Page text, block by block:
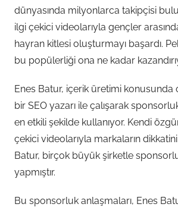
dünyasında milyonlarca takipçisi
ilgi çekici videolarıyla gençler
hayran kitlesi oluşturmayı başardı.
bu popülerliği ona ne kadar
Enes Batur, içerik üretimi
bir SEO yazarı ile çalışarak
en etkili şekilde kullanıyor. Kendi
çekici videolarıyla markaların
Batur, birçok büyük şirketle
yapmıştır.
Bu sponsorluk anlaşmaları, Enes